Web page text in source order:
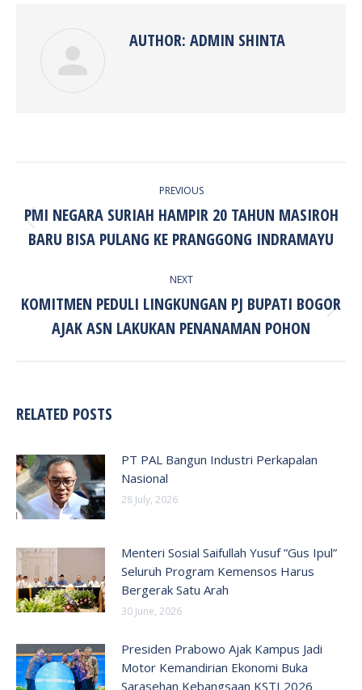
AUTHOR: ADMIN SHINTA
PREVIOUS
Previous
post:
PMI NEGARA SURIAH HAMPIR 20 TAHUN MASIROH
BARU BISA PULANG KE PRANGGONG INDRAMAYU
NEXT
Next
post:
KOMITMEN PEDULI LINGKUNGAN PJ BUPATI BOGOR
AJAK ASN LAKUKAN PENANAMAN POHON
RELATED POSTS
PT PAL Bangun Industri Perkapalan
Nasional
28 July, 2026
Menteri Sosial Saifullah Yusuf ”Gus Ipul”
Seluruh Program Kemensos Harus
Bergerak Satu Arah
30 June, 2026
Presiden Prabowo Ajak Kampus Jadi
Motor Kemandirian Ekonomi Buka
Sarasehan Kebangsaan KSTI 2026